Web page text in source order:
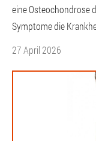
eine Osteochondrose
Symptome die
27 April 2026